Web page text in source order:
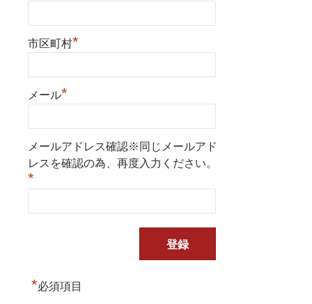
市区町村*
メール*
メールアドレス確認※同じメールアド
レスを確認の為、再度入力ください。
*
*必須項目